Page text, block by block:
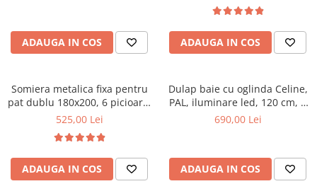
Saltele 140x200
Saltele 180x200
Top saltele
Top saltele 5 cm
Top saltele memory 5 cm
Top saltele MemoHR 6.5 cm
Scaune ergonomice
Etajere Birou
Birouri
Scaune pentru birou
Scaune pentru vizitatori
Scaune manager
Mobilier bucatarie
Mese bucatarie
ADAUGA IN COS ADAUGA IN COS
Somiera metalica fixa pentru
pat dublu 180x200, 6 picioare,
32 lamele lemn fag, benzi
negru
525,00 Lei
ADAUGA IN COS
Dulap baie cu oglinda Celine,
PAL, iluminare led, 120 cm, 3
usi, 3 rafturi, soft close, alb
690,00 Lei
ADAUGA IN COS